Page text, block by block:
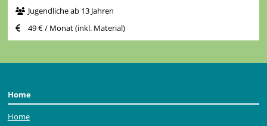
Jugendliche ab 13 Jahren
49 € / Monat (inkl. Material)
Home
Home